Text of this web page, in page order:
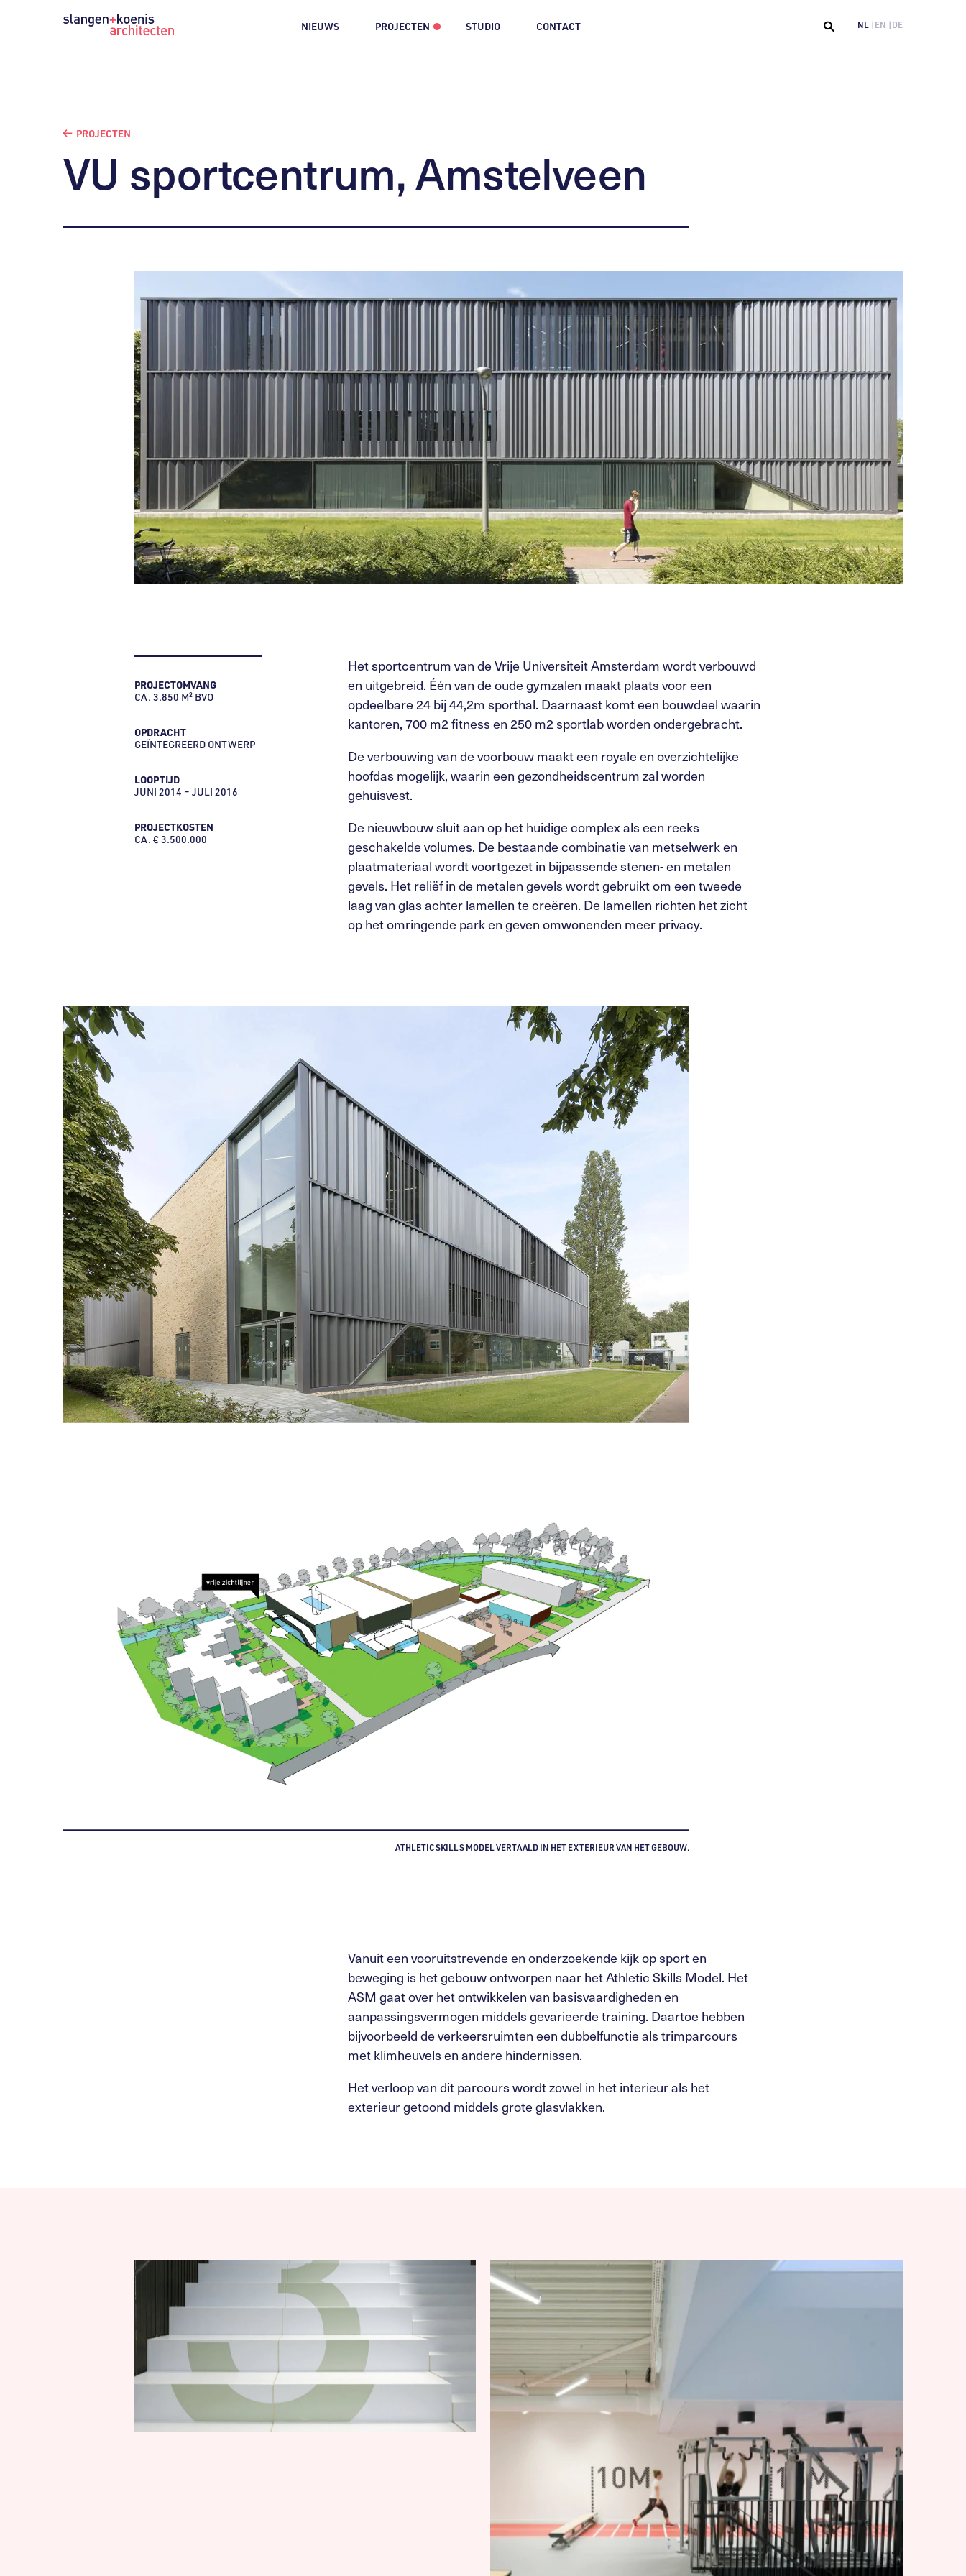
NIEUWS PROJECTEN STUDIO CONTACT NL EN DE
PROJECTEN
VU sportcentrum,Amstelveen
PROJECTOMVANG
CA. 3.850 M² BVO
OPDRACHT
GEÏNTEGREERD ONTWERP
LOOPTIJD
JUNI 2014 – JULI 2016
PROJECTKOSTEN
CA. € 3.500.000
Het sportcentrum van de Vrije Universiteit Amsterdam wordt verbouwd
en uitgebreid. Één van de oude gymzalen maakt plaats voor een
opdeelbare 24 bij 44,2m sporthal. Daarnaast komt een bouwdeel waarin
kantoren, 700 m2 fitness en 250 m2 sportlab worden ondergebracht.
De verbouwing van de voorbouw maakt een royale en overzichtelijke
hoofdas mogelijk, waarin een gezondheidscentrum zal worden
gehuisvest.
De nieuwbouw sluit aan op het huidige complex als een reeks
geschakelde volumes. De bestaande combinatie van metselwerk en
plaatmateriaal wordt voortgezet in bijpassende stenen- en metalen
gevels. Het reliëf in de metalen gevels wordt gebruikt om een tweede
laag van glas achter lamellen te creëren. De lamellen richten het zicht
op het omringende park en geven omwonenden meer privacy.
ATHLETIC SKILLS MODEL VERTAALD IN HET EXTERIEUR VAN HET GEBOUW.
Vanuit een vooruitstrevende en onderzoekende kijk op sport en
beweging is het gebouw ontworpen naar het Athletic Skills Model. Het
ASM gaat over het ontwikkelen van basisvaardigheden en
aanpassingsvermogen middels gevarieerde training. Daartoe hebben
bijvoorbeeld de verkeersruimten een dubbelfunctie als trimparcours
met klimheuvels en andere hindernissen.
Het verloop van dit parcours wordt zowel in het interieur als het
exterieur getoond middels grote glasvlakken.